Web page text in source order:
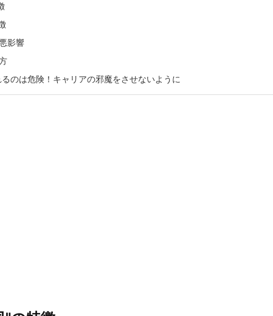
影響
のは危険！キャリアの邪魔をさせないように